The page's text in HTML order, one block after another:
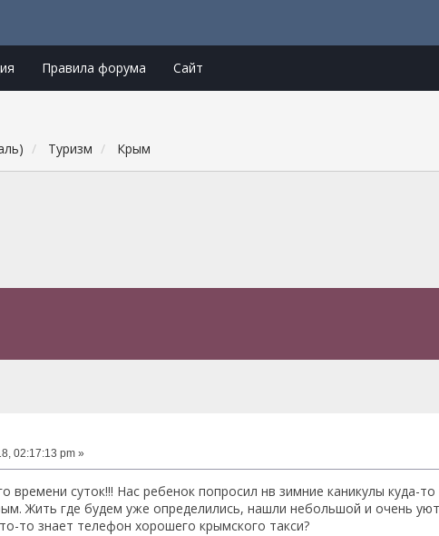
Правила форума Сайт
Туризм Крым
02:17:13 pm »
времени суток!!! Нас ребенок попросил нв зимние каникулы куда-
Жить где будем уже определились, нашли небольшой и очень
то знает телефон хорошего крымского такси?